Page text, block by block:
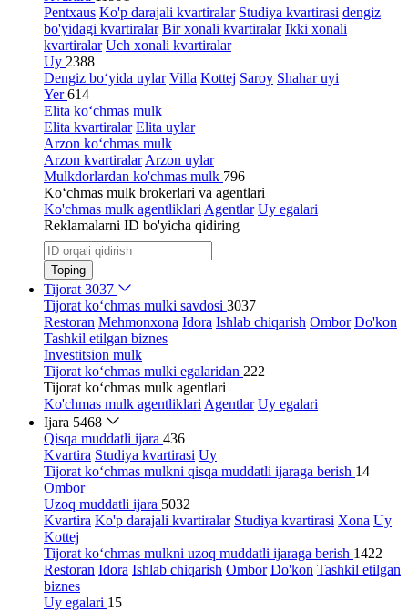
Pentxaus Ko'p darajali kvartiralar Studiya kvartirasi dengiz
bo'yidagi kvartiralar Bir xonali kvartiralar Ikki xonali
kvartiralar Uch xonali kvartiralar
Uy 2388
Dengiz bo‘yida uylar Villa Kottej Saroy Shahar uyi
Yer614
Elita ko‘chmas mulk
Elita kvartiralar Elita uylar
Arzon ko‘chmas mulk
Arzon kvartiralar Arzon uylar
Mulkdorlardan ko'chmas mulk 796
Ko‘chmas mulk brokerlari va agentlari
Ko'chmas mulk agentliklari Agentlar Uy egalari
Reklamalarni ID bo'yicha qidiring
Toping
Tijorat 3037
Tijorat ko‘chmas mulki savdosi 3037
Restoran Mehmonxona Idora Ishlab chiqarish Ombor Do'kon
Tashkil etilgan biznes
Investitsion mulk
Tijorat ko‘chmas mulki egalaridan 222
Tijorat ko‘chmas mulk agentlari
Ko'chmas mulk agentliklari Agentlar Uy egalari
Ijara 5468
Qisqa muddatli ijara 436
Kvartira Studiya kvartirasi Uy
Tijorat ko‘chmas mulkni qisqa muddatli ijaraga berish 14
Ombor
Uzoq muddatli ijara 5032
Kvartira Ko'p darajali kvartiralar Studiya kvartirasi Xona Uy
Kottej
Tijorat ko‘chmas mulkni uzoq muddatli ijaraga berish 1422
Restoran Idora Ishlab chiqarish Ombor Do'kon Tashkil etilgan
biznes
Uy egalari 15